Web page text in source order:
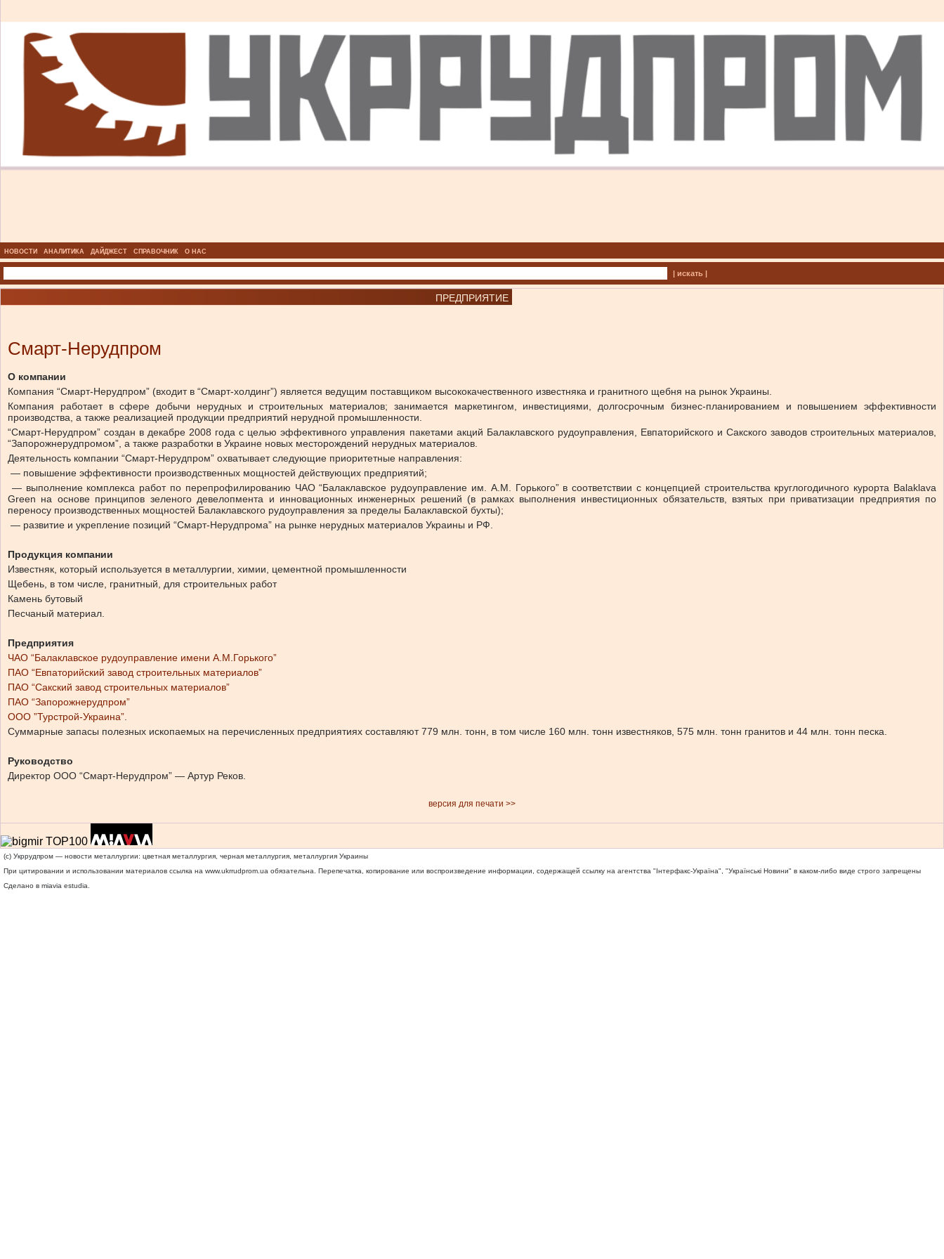
НОВОСТИ АНАЛИТИКА ДАЙДЖЕСТ СПРАВОЧНИК О НАС
| искать |
ПРЕДПРИЯТИЕ
Смарт-Нерудпром
О компании
Компания “Смарт-Нерудпром” (входит в “Смарт-холдинг”) является ведущим поставщиком высококачественного известняка и гранитного щебня на рынок Украины.
Компания работает в сфере добычи нерудных и строительных материалов; занимается маркетингом, инвестициями, долгосрочным бизнес-планированием и повышением эффективности
производства, а также реализацией продукции предприятий нерудной промышленности.
“Смарт-Нерудпром” создан в декабре 2008 года с целью эффективного управления пакетами акций Балаклавского рудоуправления, Евпаторийского и Сакского заводов строительных материалов,
“Запорожнерудпромом”, а также разработки в Украине новых месторождений нерудных материалов.
Деятельность компании “Смарт-Нерудпром” охватывает следующие приоритетные направления:
— повышение эффективности производственных мощностей действующих предприятий;
— выполнение комплекса работ по перепрофилированию ЧАО “Балаклавское рудоуправление им. А.М. Горького” в соответствии с концепцией строительства круглогодичного курорта Balaklava
Green на основе принципов зеленого девелопмента и инновационных инженерных решений (в рамках выполнения инвестиционных обязательств, взятых при приватизации предприятия по
переносу производственных мощностей Балаклавского рудоуправления за пределы Балаклавской бухты);
— развитие и укрепление позиций “Смарт-Нерудпрома” на рынке нерудных материалов Украины и РФ.
Продукция компании
Известняк, который используется в металлургии, химии, цементной промышленности
Щебень, в том числе, гранитный, для строительных работ
Камень бутовый
Песчаный материал.
Предприятия
ЧАО “Балаклавское рудоуправление имени А.М.Горького”
ПАО “Евпаторийский завод строительных материалов”
ПАО “Сакский завод строительных материалов”
ПАО “Запорожнерудпром”
ООО ”Турстрой-Украина”
Суммарные запасы полезных ископаемых на перечисленных предприятиях составляют 779 млн. тонн, в том числе 160 млн. тонн известняков, 575 млн. тонн гранитов и 44 млн. тонн песка.
Руководство
Директор ООО “Смарт-Нерудпром” — Артур Реков.
версия для печати >>
(c) Укррудпром — новости металлургии: цветная металлургия, черная металлургия, металлургия Украины
При цитировании и использовании материалов ссылка на www.ukrrudprom.ua обязательна. Перепечатка, копирование или воспроизведение информации, содержащей ссылку на агентства "Iнтерфакс-Україна", "Українськi Новини" в каком-либо виде строго запрещены
Сделано в miavia estudia.